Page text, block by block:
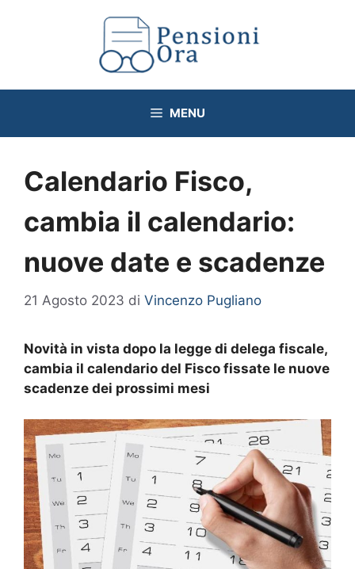
MENU
Calendario Fisco,
cambia il calendario:
nuove date e scadenze
21 Agosto 2023 di Vincenzo Pugliano
Novità in vista dopo la legge di delega fiscale,
cambia il calendario del Fisco fissate le nuove
scadenze dei prossimi mesi